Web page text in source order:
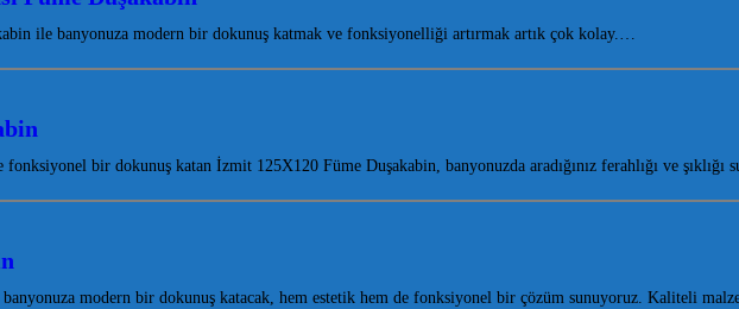
ile banyonuza modern bir dokunuş katmak ve fonksiyonelliği artırmak artık çok kolay.…
bir dokunuş katan İzmit 125X120 Füme Duşakabin, banyonuzda aradığınız ferahlığı ve şıklığı
banyonuza modern bir dokunuş katacak, hem estetik hem de fonksiyonel bir çözüm sunuyoruz. Kaliteli